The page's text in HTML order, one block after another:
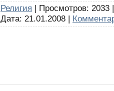
Религия | Просмотров:
Дата: 21.01.2008 |